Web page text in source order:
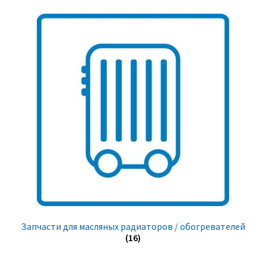
Запчасти для масляных радиаторов / обогревателей
(16)